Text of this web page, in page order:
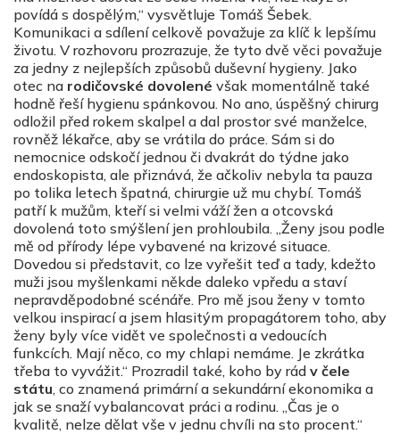
povídá s dospělým,“ vysvětluje Tomáš Šebek.
Komunikaci a sdílení celkově považuje za klíč k lepšímu
životu. V rozhovoru prozrazuje, že tyto dvě věci považuje
za jedny z nejlepších způsobů duševní hygieny. Jako
otec na rodičovské dovolené však momentálně také
hodně řeší hygienu spánkovou. No ano, úspěšný chirurg
odložil před rokem skalpel a dal prostor své manželce,
rovněž lékařce, aby se vrátila do práce. Sám si do
nemocnice odskočí jednou či dvakrát do týdne jako
endoskopista, ale přiznává, že ačkoliv nebyla ta pauza
po tolika letech špatná, chirurgie už mu chybí. Tomáš
patří k mužům, kteří si velmi váží žen a otcovská
dovolená toto smýšlení jen prohloubila. „Ženy jsou podle
mě od přírody lépe vybavené na krizové situace.
Dovedou si představit, co lze vyřešit teď a tady, kdežto
muži jsou myšlenkami někde daleko vpředu a staví
nepravděpodobné scénáře. Pro mě jsou ženy v tomto
velkou inspirací a jsem hlasitým propagátorem toho, aby
ženy byly více vidět ve společnosti a vedoucích
funkcích. Mají něco, co my chlapi nemáme. Je zkrátka
třeba to vyvážit.“ Prozradil také, koho by rád v čele
státu, co znamená primární a sekundární ekonomika a
jak se snaží vybalancovat práci a rodinu. „Čas je o
kvalitě, nelze dělat vše v jednu chvíli na sto procent.“